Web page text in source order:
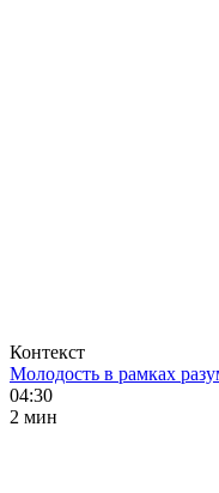
Контекст
Молодость в рамках
04:30
2 мин